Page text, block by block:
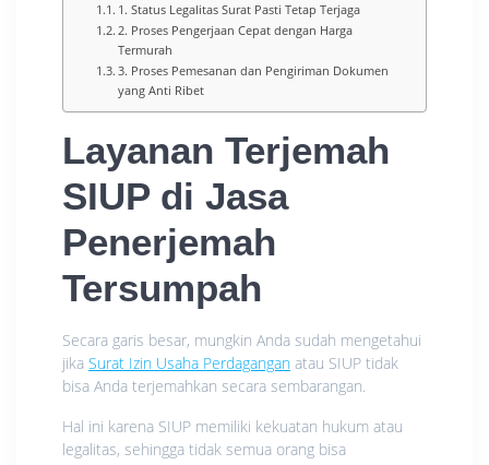
1. Status Legalitas Surat Pasti Tetap Terjaga
2. Proses Pengerjaan Cepat dengan Harga
Termurah
3. Proses Pemesanan dan Pengiriman Dokumen
yang Anti Ribet
Layanan Terjemah
SIUP di Jasa
Penerjemah
Tersumpah
Secara garis besar, mungkin Anda sudah mengetahui
jika Surat Izin Usaha Perdagangan atau SIUP tidak
bisa Anda terjemahkan secara sembarangan.
Hal ini karena SIUP memiliki kekuatan hukum atau
legalitas, sehingga tidak semua orang bisa